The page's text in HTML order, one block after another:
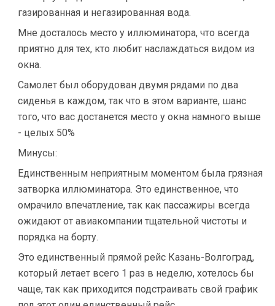
газированная и негазированная вода.
Мне досталось место у иллюминатора, что всегда
приятно для тех, кто любит наслаждаться видом из
окна.
Самолет был оборудован двумя рядами по два
сиденья в каждом, так что в этом варианте, шанс
того, что вас достанется место у окна намного выше
- целых 50%
Минусы:
Единственным неприятным моментом была грязная
затворка иллюминатора. Это единственное, что
омрачило впечатление, так как пассажиры всегда
ожидают от авиакомпании тщательной чистоты и
порядка на борту.
Это единственный прямой рейс Казань-Волгоград,
который летает всего 1 раз в неделю, хотелось бы
чаще, так как приходится подстраивать свой график